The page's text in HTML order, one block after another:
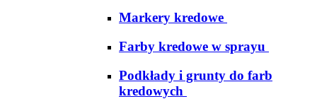
Markery kredowe
Farby kredowe w sprayu
Podkłady i grunty do farb
kredowych